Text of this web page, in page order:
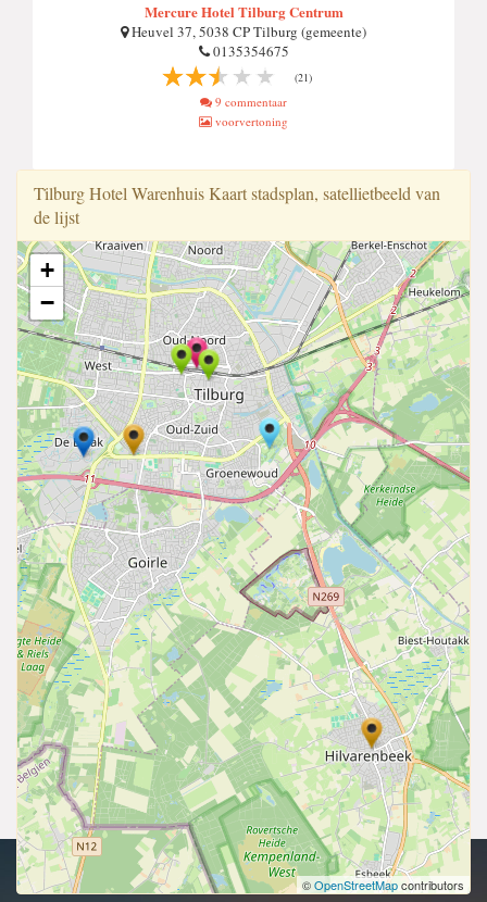
Mercure Hotel Tilburg Centrum
Heuvel 37, 5038 CP Tilburg (gemeente)
0135354675
(21)
9 commentaar
voorvertoning
Ti̇lburg Hotel Warenhuis Kaart stadsplan, satellietbeeld van
de lijst
+
−
©OpenStreetMapcontributors
Copyright 2026 | Alle rechten voorbehouden.